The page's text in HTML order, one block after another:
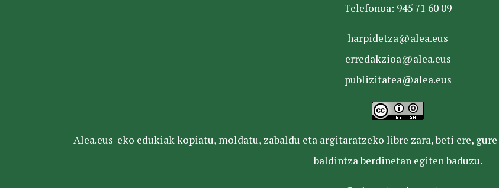
Telefonoa: 945 71 60 09
harpidetza@alea.eus
erredakzioa@alea.eus
publizitatea@alea.eus
Alea.eus-eko edukiak kopiatu, moldatu, zabaldu eta argitaratzeko libre zara, beti ere,
baldintza berdinetan egiten baduzu.